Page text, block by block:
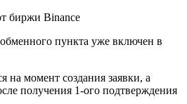
биржи Binance
пункта уже включен в
на момент создания заявки, а
получения 1-ого подтверждения